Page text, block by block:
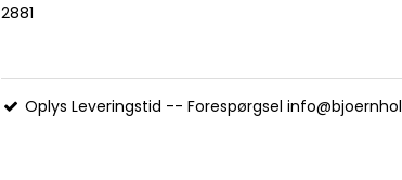
2881
Oplys Leveringstid -- Forespørgsel